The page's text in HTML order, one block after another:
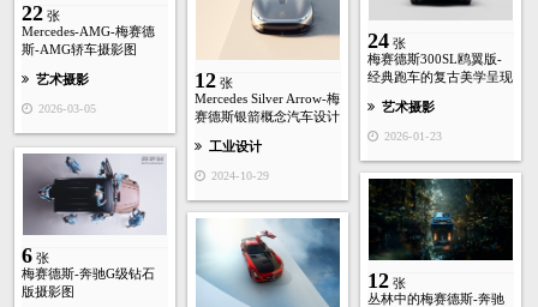
22 张
Mercedes-AMG-梅赛德
斯-AMG轿车摄影图
艺术摄影
2026-03-05
24 张
梅赛德斯300SL鸥翼版-
经典跑车的复古美学呈现
艺术摄影
2026-01-23
12 张
Mercedes Silver Arrow-梅
赛德斯银箭概念汽车设计
工业设计
2024-10-29
6 张
梅赛德斯-奔驰G级钻石
版摄影图
12 张
丛林中的梅赛德斯-奔驰